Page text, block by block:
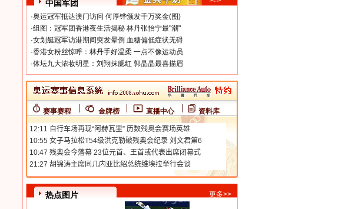
中国军团
·奥运冠军抵达澳门访问 何厚铧颁发千万奖金(图)
·组图：冠军团香港夜生活揭秘 林丹张怡宁最"潮"
·女划艇冠军访港期间突发晕倒 血糖偏低症状无碍
·香港女粉丝惊呼：林丹手好温柔 一点不像运动员
·体坛九大浓妆明星：刘翔抹腮红 郭晶晶最喜描眉
赛事赛程 金牌榜 直播中心 资料库
热点图片 更多>>